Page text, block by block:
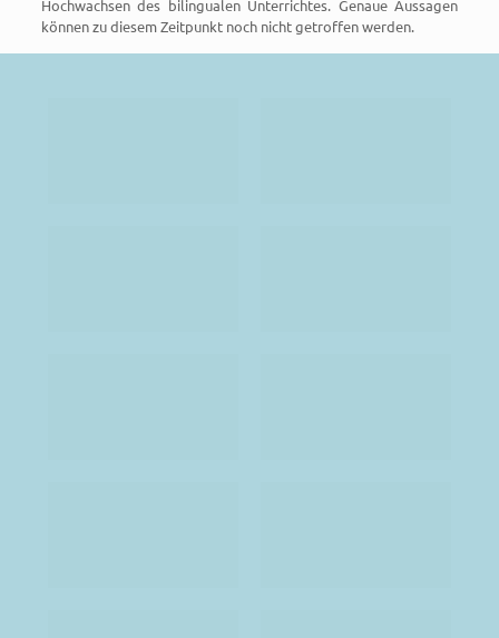
Hochwachsen des bilingualen Unterrichtes. Genaue Aussagen
können zu diesem Zeitpunkt noch nicht getroffen werden.